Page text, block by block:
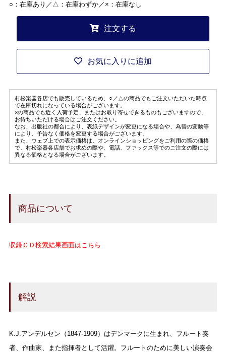
○：在庫あり／△：在庫わずか／×：在庫なし
注文する
お気に入りに追加
村松楽器各店でも販売しているため、○／△の商品でもご注文いただいた時点
で在庫切れになっている場合がございます。
×の商品でも近く入荷予定、またはお取り寄せできるものもございますので、
お待ちいただける場合はご注文ください。
なお、出版社の都合により、表紙デザインが変更になる場合や、為替の変動等
により、予告なく価格を変更する場合がございます。
また、ウェブ上での表示価格は、オンラインショッピングをご利用の際の価格
で、村松楽器各店舗でお求めの際や、電話、ファックス等でのご注文の際には
異なる価格となる場合がございます。
商品について
収録ＣＤ検索結果画面はこちら
解説
K.J.アンデルセン（1847-1909）はデンマークに生まれ、フルート奏
者、作曲家、また指揮者として活躍。フルートのために美しい演奏会